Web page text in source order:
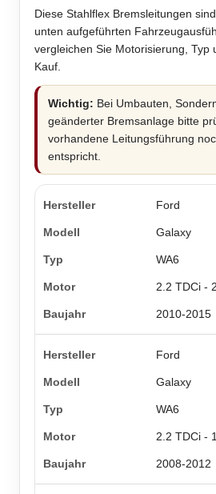
Diese Stahlflex Bremsleitungen
unten aufgeführten
vergleichen Sie Motorisierung, Typ
Kauf.
Wichtig: Bei Umbauten,
geänderter Bremsanlage bitte
vorhandene Leitungsführung
entspricht.
Ford
Galaxy
WA6
2.2 TDCi -
2010-2015
Ford
Galaxy
WA6
2.2 TDCi -
2008-2012